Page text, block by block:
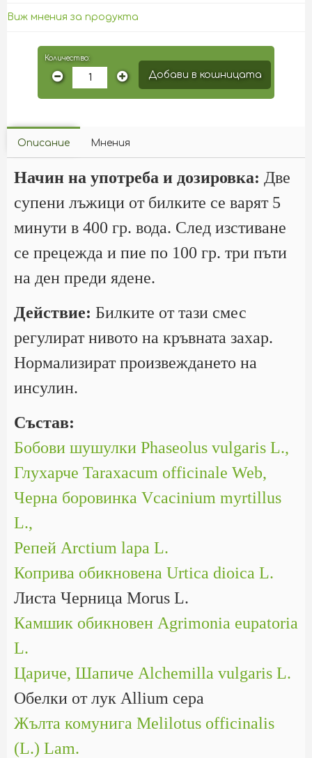
Виж мнения за продукта
Количество:
Добави в кошницата
Описание Мнения
Начин на употреба и дозировка: Две
супени лъжици от билките се варят 5
минути в 400 гр. вода. След изстиване
се прецежда и пие по 100 гр. три пъти
на ден преди ядене.
Действие: Билките от тази смес
регулират нивото на кръвната захар.
Нормализират произвеждането на
инсулин.
Състав:
Бобови шушулки Phaseolus vulgaris L.,
Глухарче Taraxacum officinale Web,
Черна боровинка Vcacinium myrtillus
L.,
Репей Arctium lapa L.
Коприва обикновена Urtica dioica L.
Листа Черница Morus L.
Камшик обикновен Agrimonia eupatoria
L.
Цариче, Шапиче Alchemilla vulgaris L.
Обелки от лук Allium cepa
Жълта комунига Melilotus officinalis
(L.) Lam.